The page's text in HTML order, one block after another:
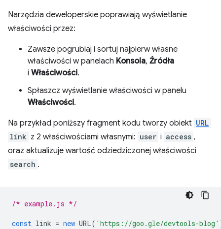
Narzędzia deweloperskie poprawiają wyświetlanie
właściwości przez:
Zawsze pogrubiaj i sortuj najpierw własne
właściwości w panelach Konsola, Źródła
i Właściwości.
Spłaszcz wyświetlanie właściwości w panelu
Właściwości.
Na przykład poniższy fragment kodu tworzy obiekt URL
link z 2 właściwościami własnymi: user i access ,
oraz aktualizuje wartość odziedziczonej właściwości
search .
/* example.js */
const link = new URL( 'https://goo.gle/devtools-blog'